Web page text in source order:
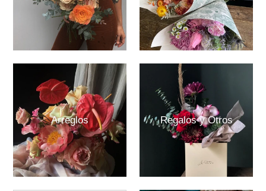
Arreglos Regalos y Otros